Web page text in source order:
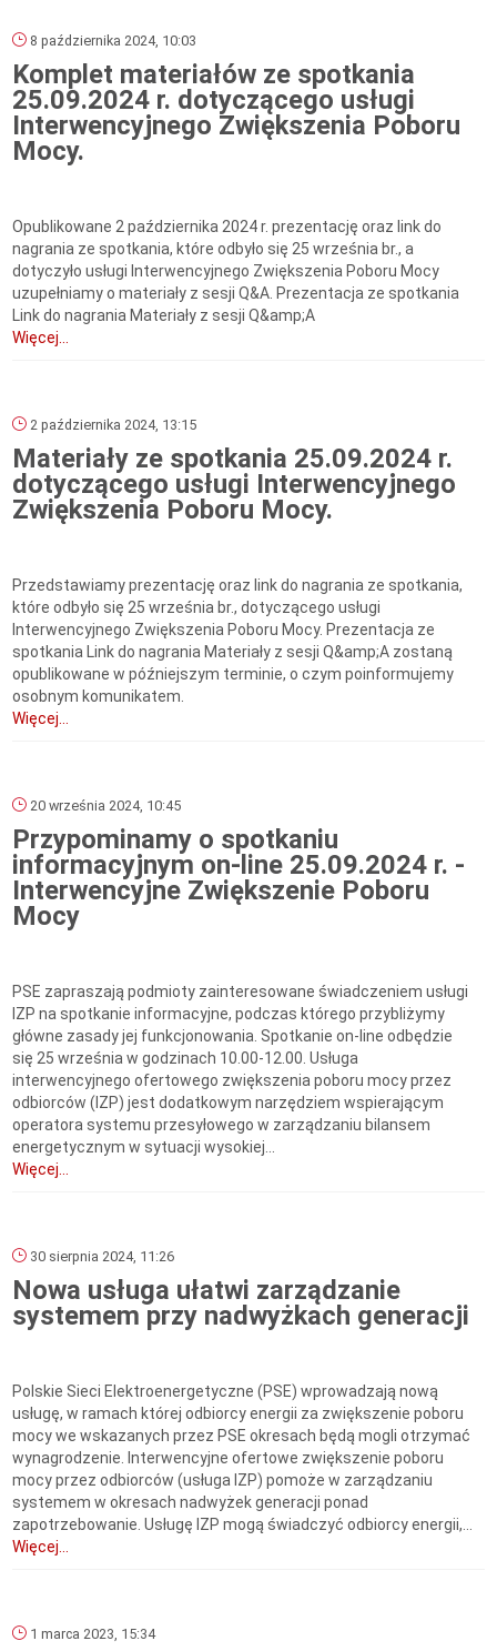
8 października 2024, 10:03
Komplet materiałów ze spotkania
25.09.2024 r. dotyczącego usługi
Interwencyjnego Zwiększenia Poboru
Mocy.
Opublikowane 2 października 2024 r. prezentację oraz link do
nagrania ze spotkania, które odbyło się 25 września br., a
dotyczyło usługi Interwencyjnego Zwiększenia Poboru Mocy
uzupełniamy o materiały z sesji Q&A. Prezentacja ze spotkania
Link do nagrania Materiały z sesji Q&amp;A
Więcej...
2 października 2024, 13:15
Materiały ze spotkania 25.09.2024 r.
dotyczącego usługi Interwencyjnego
Zwiększenia Poboru Mocy.
Przedstawiamy prezentację oraz link do nagrania ze spotkania,
które odbyło się 25 września br., dotyczącego usługi
Interwencyjnego Zwiększenia Poboru Mocy. Prezentacja ze
spotkania Link do nagrania Materiały z sesji Q&amp;A zostaną
opublikowane w późniejszym terminie, o czym poinformujemy
osobnym komunikatem.
Więcej...
20 września 2024, 10:45
Przypominamy o spotkaniu
informacyjnym on-line 25.09.2024 r. -
Interwencyjne Zwiększenie Poboru
Mocy
PSE zapraszają podmioty zainteresowane świadczeniem usługi
IZP na spotkanie informacyjne, podczas którego przybliżymy
główne zasady jej funkcjonowania. Spotkanie on-line odbędzie
się 25 września w godzinach 10.00-12.00. Usługa
interwencyjnego ofertowego zwiększenia poboru mocy przez
odbiorców (IZP) jest dodatkowym narzędziem wspierającym
operatora systemu przesyłowego w zarządzaniu bilansem
energetycznym w sytuacji wysokiej...
Więcej...
30 sierpnia 2024, 11:26
Nowa usługa ułatwi zarządzanie
systemem przy nadwyżkach generacji
Polskie Sieci Elektroenergetyczne (PSE) wprowadzają nową
usługę, w ramach której odbiorcy energii za zwiększenie poboru
mocy we wskazanych przez PSE okresach będą mogli otrzymać
wynagrodzenie. Interwencyjne ofertowe zwiększenie poboru
mocy przez odbiorców (usługa IZP) pomoże w zarządzaniu
systemem w okresach nadwyżek generacji ponad
zapotrzebowanie. Usługę IZP mogą świadczyć odbiorcy energii,...
Więcej...
1 marca 2023, 15:34